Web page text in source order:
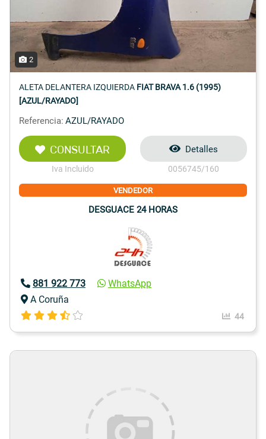
2
ALETA DELANTERA IZQUIERDA FIAT BRAVA 1.6 (1995)
[AZUL/RAYADO]
Referencia: AZUL/RAYADO
CONSULTAR
Iva Incluido
Detalles
0056745/160
VENDEDOR
DESGUACE 24 HORAS
881 922 773
WhatsApp
A Coruña
44